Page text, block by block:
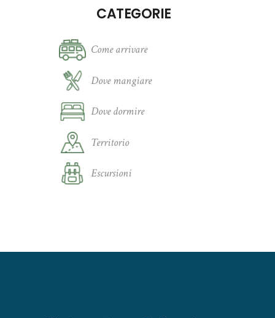
CATEGORIE
Come arrivare
Dove mangiare
Dove dormire
Territorio
Escursioni